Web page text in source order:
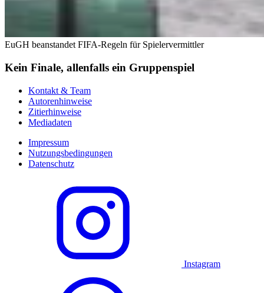
EuGH beanstandet FIFA-Regeln für Spielervermittler
Kein Finale, allenfalls ein Gruppenspiel
Kontakt & Team
Autorenhinweise
Zitierhinweise
Mediadaten
Impressum
Nutzungsbedingungen
Datenschutz
Instagram